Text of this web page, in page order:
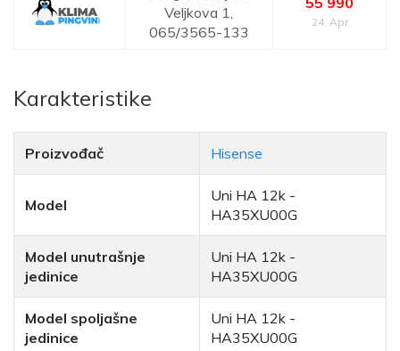
Veljkova 1,
065/3565-133
24. Apr
Karakteristike
Proizvođač Hisense
Model
Uni HA 12k -
HA35XU00G
Model unutrašnje
jedinice
Uni HA 12k -
HA35XU00G
Model spoljašne
jedinice
Uni HA 12k -
HA35XU00G